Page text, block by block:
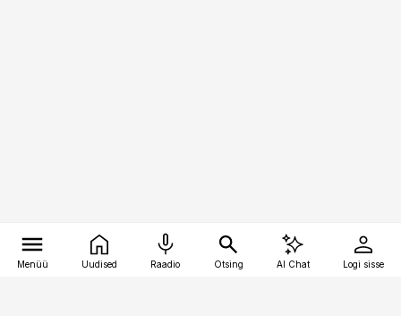
Menüü Uudised Raadio Otsing AI Chat Logi sisse